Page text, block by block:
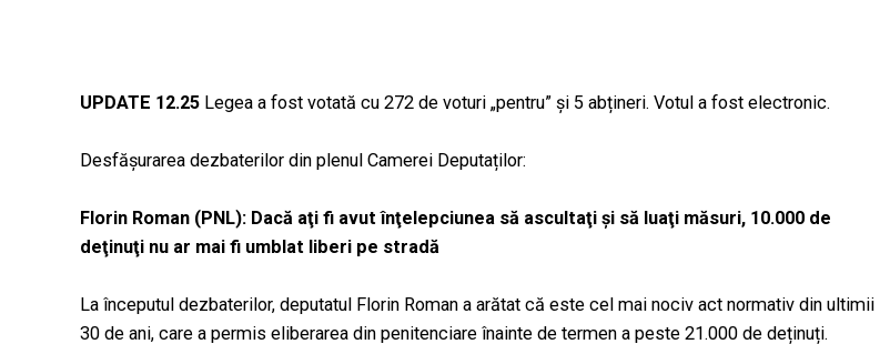
UPDATE 12.25 Legea a fost votată cu 272 de voturi „pentru” și 5 abțineri. Votul a fost electronic.
Desfășurarea dezbaterilor din plenul Camerei Deputaților:
Florin Roman (PNL): Dacă aţi fi avut înţelepciunea să ascultaţi şi să luaţi măsuri, 10.000 de
deţinuţi nu ar mai fi umblat liberi pe stradă
La începutul dezbaterilor, deputatul Florin Roman a arătat că este cel mai nociv act normativ din ultimii
30 de ani, care a permis eliberarea din penitenciare înainte de termen a peste 21.000 de deținuți.